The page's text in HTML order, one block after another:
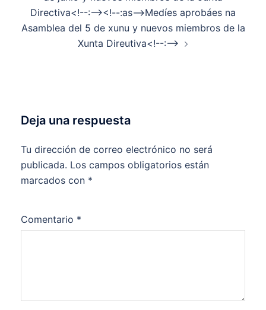
Directiva<!--:--><!--:as-->Medíes aprobáes na
Asamblea del 5 de xunu y nuevos miembros de la
Xunta Direutiva<!--:-->
Deja una respuesta
Tu dirección de correo electrónico no será
publicada. Los campos obligatorios están
marcados con *
Comentario *